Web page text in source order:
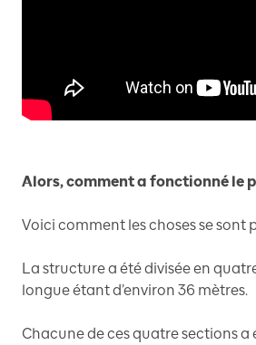
Alors, comment a fonctionné le
Voici comment les choses se sont
La structure a été divisée en
longue étant d’environ 36 mètres.
Chacune de ces quatre sections